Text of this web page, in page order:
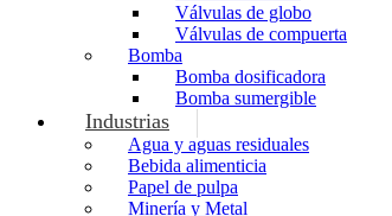
Válvulas de globo
Válvulas de compuerta
Bomba
Bomba dosificadora
Bomba sumergible
Industrias
Agua y aguas residuales
Bebida alimenticia
Papel de pulpa
Minería y Metal